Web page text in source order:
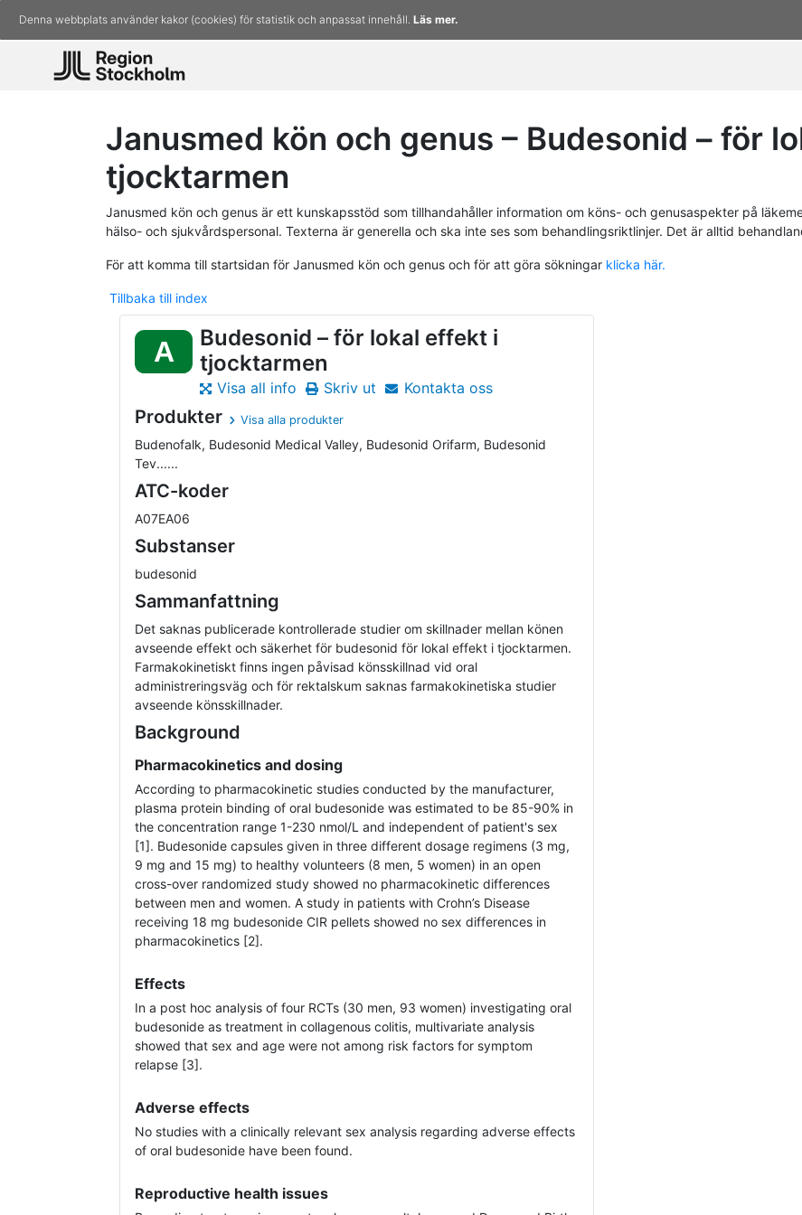
Denna webbplats använder kakor (cookies) för statistik och anpassat innehåll. Läs mer.
Janusmed kön och genus – Budesonid – för
tjocktarmen
Janusmed kön och genus är ett kunskapsstöd som tillhandahåller information om köns- och genusaspekter på
hälso- och sjukvårdspersonal. Texterna är generella och ska inte ses som behandlingsriktlinjer. Det är alltid
För att komma till startsidan för Janusmed kön och genus och för att göra sökningar klicka här.
Tillbaka till index
A
Budesonid – för lokal effekt i
tjocktarmen
Visa all info Skriv ut Kontakta oss
Produkter Visa alla produkter
Budenofalk, Budesonid Medical Valley, Budesonid Orifarm, Budesonid
Tev......
ATC-koder
A07EA06
Substanser
budesonid
Sammanfattning
Det saknas publicerade kontrollerade studier om skillnader mellan könen
avseende effekt och säkerhet för budesonid för lokal effekt i tjocktarmen.
Farmakokinetiskt finns ingen påvisad könsskillnad vid oral
administreringsväg och för rektalskum saknas farmakokinetiska studier
avseende könsskillnader.
Background
Pharmacokinetics and dosing
According to pharmacokinetic studies conducted by the manufacturer,
plasma protein binding of oral budesonide was estimated to be 85-90% in
the concentration range 1-230 nmol/L and independent of patient's sex
[1]. Budesonide capsules given in three different dosage regimens (3 mg,
9 mg and 15 mg) to healthy volunteers (8 men, 5 women) in an open
cross-over randomized study showed no pharmacokinetic differences
between men and women. A study in patients with Crohn’s Disease
receiving 18 mg budesonide CIR pellets showed no sex differences in
pharmacokinetics [2].
Effects
In a post hoc analysis of four RCTs (30 men, 93 women) investigating oral
budesonide as treatment in collagenous colitis, multivariate analysis
showed that sex and age were not among risk factors for symptom
relapse [3].
Adverse effects
No studies with a clinically relevant sex analysis regarding adverse effects
of oral budesonide have been found.
Reproductive health issues